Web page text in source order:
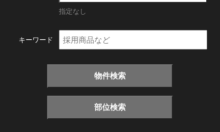
指定なし
キーワード
物件検索
部位検索